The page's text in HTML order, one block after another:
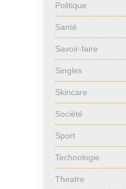
Politique
Santé
Savoir-faire
Singles
Skincare
Société
Sport
Technologie
Theatre